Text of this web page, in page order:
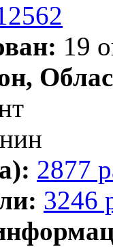
19
2877
3246